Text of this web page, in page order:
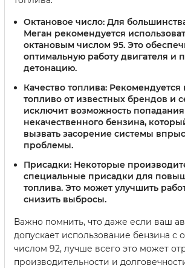
Октановое число: Для
Меган рекомендуется
октановым числом 95. Это
оптимальную работу двигателя и
детонацию.
Качество топлива: Рекомендуется
топливо от известных брендов и
исключит возможность
некачественного бензина,
вызвать засорение системы
проблемы.
Присадки: Некоторые
специальные присадки для
топлива. Это может улучшить
снизить выбросы.
Важно помнить, что даже если ваш
допускает использование бензина с
числом 92, лучше всего это может
производительности и